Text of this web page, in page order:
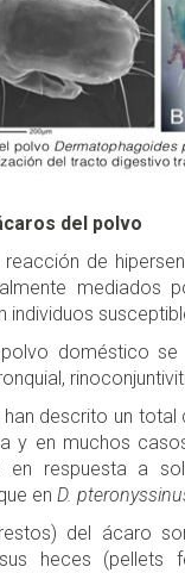
del polvo
reacción de
mediados
individuos
doméstico se
descrito un total
y en muchos
en respuesta a
en D.
del ácaro
heces (pellets